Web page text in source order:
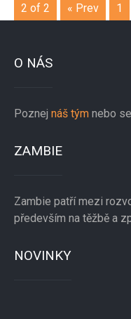
2 of 2 « Prev 1
O NÁS
Poznej náš tým nebo
ZAMBIE
Zambie patří mezi
především na těžbě a
NOVINKY